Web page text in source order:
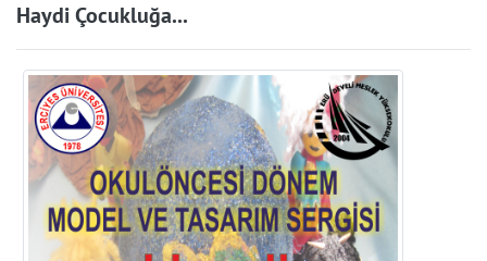
Haydi Çocukluğa...